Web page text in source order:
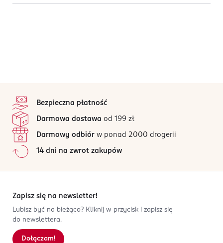
Bezpieczna płatność
Darmowa dostawa od 199 zł
Darmowy odbiór w ponad 2000 drogerii
14 dni na zwrot zakupów
Zapisz się na newsletter!
Lubisz być na bieżąco? Kliknij w przycisk i zapisz się
do newslettera.
Dołączam!